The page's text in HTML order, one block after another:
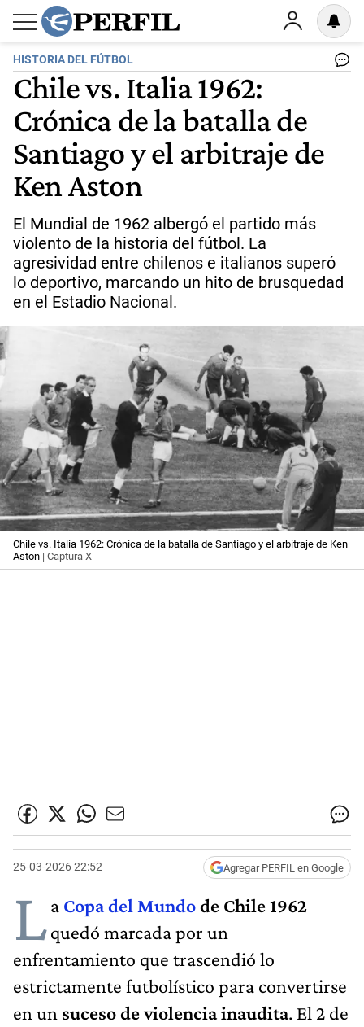
HISTORIA DEL FÚTBOL
Chile vs. Italia 1962:
Crónica de la batalla de
Santiago y el arbitraje de
Ken Aston
El Mundial de 1962 albergó el partido más
violento de la historia del fútbol. La
agresividad entre chilenos e italianos superó
lo deportivo, marcando un hito de brusquedad
en el Estadio Nacional.
Chile vs. Italia 1962: Crónica de la batalla de Santiago y el arbitraje de Ken
Aston | Captura X
25-03-2026 22:52 Agregar PERFIL en Google
La Copa del Mundode Chile 1962
quedó marcada por un
enfrentamiento que trascendió lo
estrictamente futbolístico para convertirse
en un suceso de violencia inaudita. El 2 de